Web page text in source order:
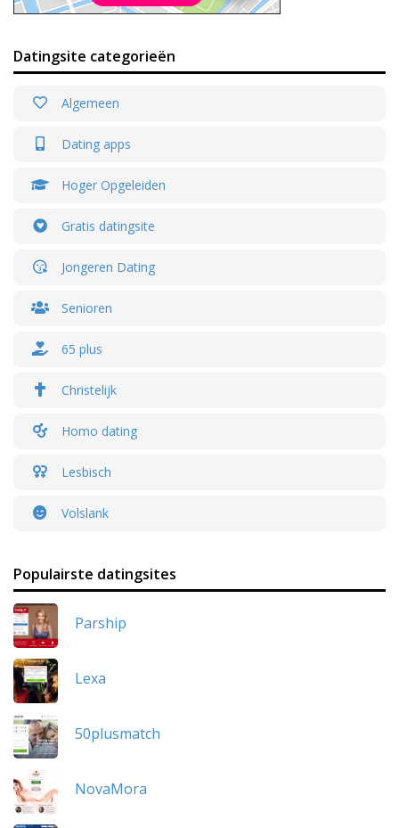
Datingsite categorieën
Algemeen
Dating apps
Hoger Opgeleiden
Gratis datingsite
Jongeren Dating
Senioren
65 plus
Christelijk
Homo dating
Lesbisch
Volslank
Populairste datingsites
Parship
Lexa
50plusmatch
NovaMora